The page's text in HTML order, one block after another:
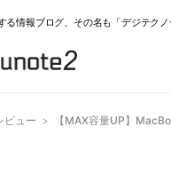
る情報ブログ、その名も「デジテク
ビュー > 【MAX容量UP】